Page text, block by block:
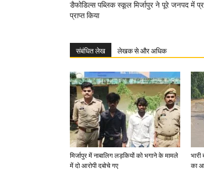
डैफोडिल्स पब्लिक स्कूल मिर्जापुर ने पूरे जनपद में
प्राप्त किया
संबंधित लेख लेखक से और अधिक
मिर्जापुर में नाबालिग लड़कियों को भगाने के मामले
में दो आरोपी दबोचे गए
भारी
का